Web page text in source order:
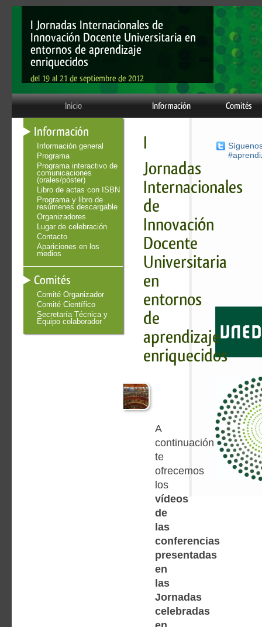
I Jornadas Internacionales de
Innovación Docente Universitaria en
entornos de aprendizaje
enriquecidos
del 19 al 21 de septiembre de 2012
Inicio Información Comités
Información
Información general
Programa
Programa interactivo de
comunicaciones
(orales/póster)
Libro de actas con ISBN
Programa y libro de
resúmenes descargable
Organizadores
Lugar de celebración
Contacto
Apariciones en los
medios
Comités
Comité Organizador
Comité Científico
Secretaría Técnica y
Equipo colaborador
I
Jornadas
Internacionales
de
Innovación
Docente
Universitaria
en
entornos
de
aprendizaje
enriquecidos
A
continuación
te
ofrecemos
los
vídeos
de
las
conferencias
presentadas
en
las
Jornadas
celebradas